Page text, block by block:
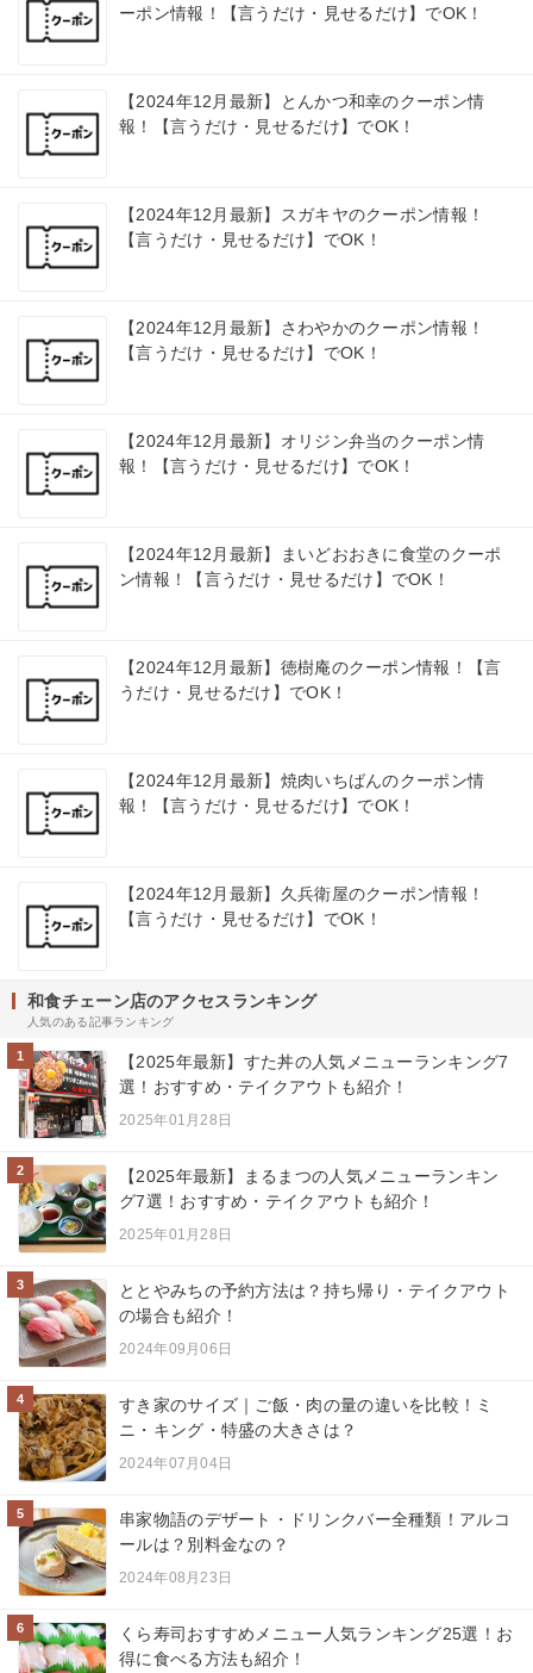
ーポン情報！【言うだけ・見せるだけ】でOK！
【2024年12月最新】とんかつ和幸のクーポン情
報！【言うだけ・見せるだけ】でOK！
【2024年12月最新】スガキヤのクーポン情報！
【言うだけ・見せるだけ】でOK！
【2024年12月最新】さわやかのクーポン情報！
【言うだけ・見せるだけ】でOK！
【2024年12月最新】オリジン弁当のクーポン情
報！【言うだけ・見せるだけ】でOK！
【2024年12月最新】まいどおおきに食堂のクーポ
ン情報！【言うだけ・見せるだけ】でOK！
【2024年12月最新】徳樹庵のクーポン情報！【言
うだけ・見せるだけ】でOK！
【2024年12月最新】焼肉いちばんのクーポン情
報！【言うだけ・見せるだけ】でOK！
【2024年12月最新】久兵衛屋のクーポン情報！
【言うだけ・見せるだけ】でOK！
和食チェーン店のアクセスランキング
人気のある記事ランキング
1
【2025年最新】すた丼の人気メニューランキング7
選！おすすめ・テイクアウトも紹介！
2025年01月28日
2
【2025年最新】まるまつの人気メニューランキン
グ7選！おすすめ・テイクアウトも紹介！
2025年01月28日
3
ととやみちの予約方法は？持ち帰り・テイクアウト
の場合も紹介！
2024年09月06日
4
すき家のサイズ｜ご飯・肉の量の違いを比較！ミ
ニ・キング・特盛の大きさは？
2024年07月04日
5
串家物語のデザート・ドリンクバー全種類！アルコ
ールは？別料金なの？
2024年08月23日
6
くら寿司おすすめメニュー人気ランキング25選！お
得に食べる方法も紹介！